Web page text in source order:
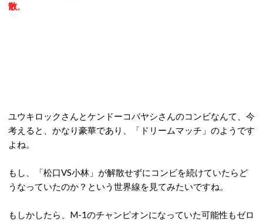
散。
ユウキロックさんとケンドーコバヤシさんのコンビなんて、今
考えると、かなり豪華であり、「ドリームマッチ」のようです
よね。
もし、「松口VS小林」が解散せずにコンビを続けていたらど
うなっていたのか？という世界線を見てみたいですね。
もしかしたら、M-1のチャンピオンになっていた可能性もゼロ